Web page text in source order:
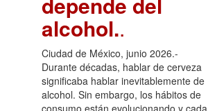
alcohol..
Ciudad de México, junio 2026.-
Durante décadas, hablar de cerveza
significaba hablar inevitablemente de
alcohol. Sin embargo, los hábitos de